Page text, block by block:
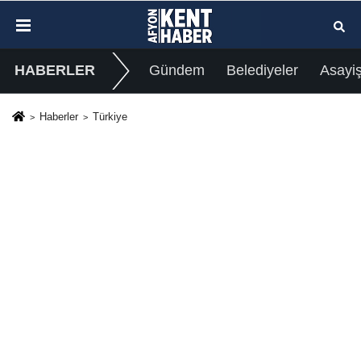
HABERLER Gündem Belediyeler
Haberler Türkiye